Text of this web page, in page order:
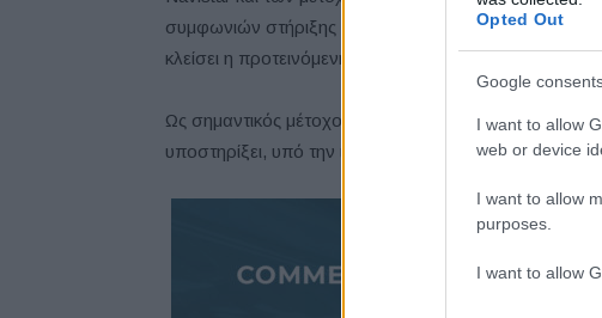
Opted Out
Google
I want to allow
web or device
I want to allow
purposes.
I want to allow
συμφωνιών στήριξης μετόχων με ορισμένους
κλείσει η προτεινόμενη συναλλαγή μέχρι το τέλος του
Ως σημαντικός μέτοχος της Navistar, η TRATON
υποστηρίξει, υπό την ιδιότητά της ως μέτοχος, κάποια